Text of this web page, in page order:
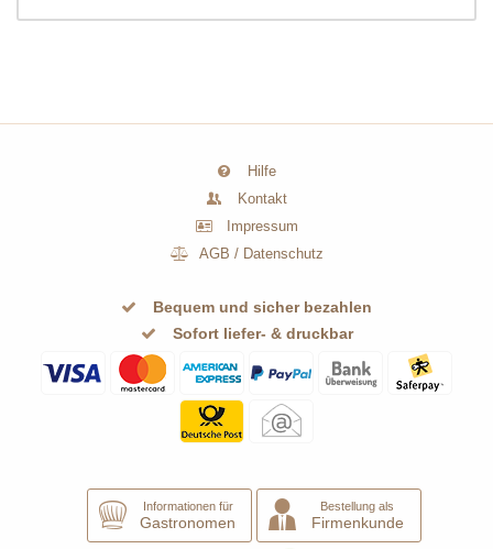
Hilfe
Kontakt
Impressum
AGB / Datenschutz
Bequem und sicher bezahlen
Sofort liefer- & druckbar
Informationen für
Gastronomen
Bestellung als
Firmenkunde